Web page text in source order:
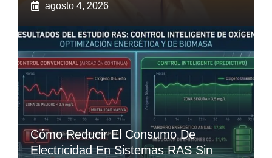
agosto 4, 2026
Cómo Reducir El Consumo De
Electricidad En Sistemas RAS Sin